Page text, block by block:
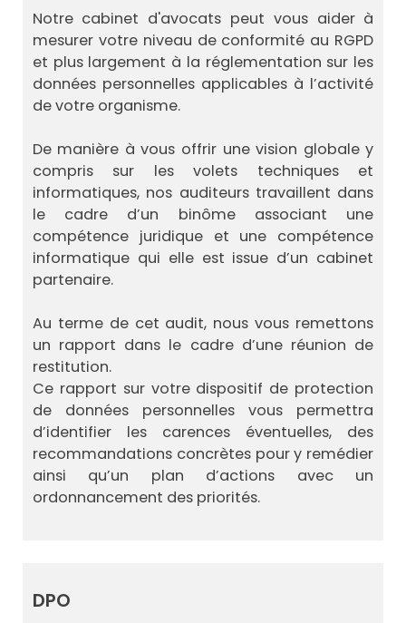
Notre cabinet d'avocats peut vous aider à
mesurer votre niveau de conformité au RGPD
et plus largement à la réglementation sur les
données personnelles applicables à l’activité
de votre organisme.
De manière à vous offrir une vision globale y
compris sur les volets techniques et
informatiques, nos auditeurs travaillent dans
le cadre d’un binôme associant une
compétence juridique et une compétence
informatique qui elle est issue d’un cabinet
partenaire.
Au terme de cet audit, nous vous remettons
un rapport dans le cadre d’une réunion de
restitution.
Ce rapport sur votre dispositif de protection
de données personnelles vous permettra
d’identifier les carences éventuelles, des
recommandations concrètes pour y remédier
ainsi qu’un plan d’actions avec un
ordonnancement des priorités.
DPO